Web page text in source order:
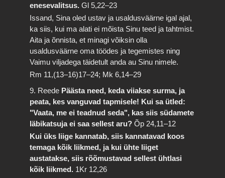
enesevalitsus.Gl 5,22–23
Issand, Sina oled ustav ja usaldusväärne igal ajal,
ka siis, kui ma alati ei mõista Sinu teed ja tahtmist.
Aita ja õnnista, et minagi võiksin olla
usaldusväärne oma töödes ja tegemistes ning
Vaimu viljadega täidetult anda au Sinu nimele.
Rm 11,(13–16)17–24; Mk 6,14–29
9. Reede Päästa need, keda viiakse surma, ja
peata, kes vanguvad tapmisele! Kui sa ütled:
"Vaata, me ei teadnud seda", kas siis südamete
läbikatsuja ei saa sellest aru?Õp 24,11–12
Kui üks liige kannatab, siis kannatavad koos
temaga kõik liikmed, ja kui ühte liiget
austatakse, siis rõõmustavad sellest ühtlasi
kõik liikmed. 1Kr 12,26